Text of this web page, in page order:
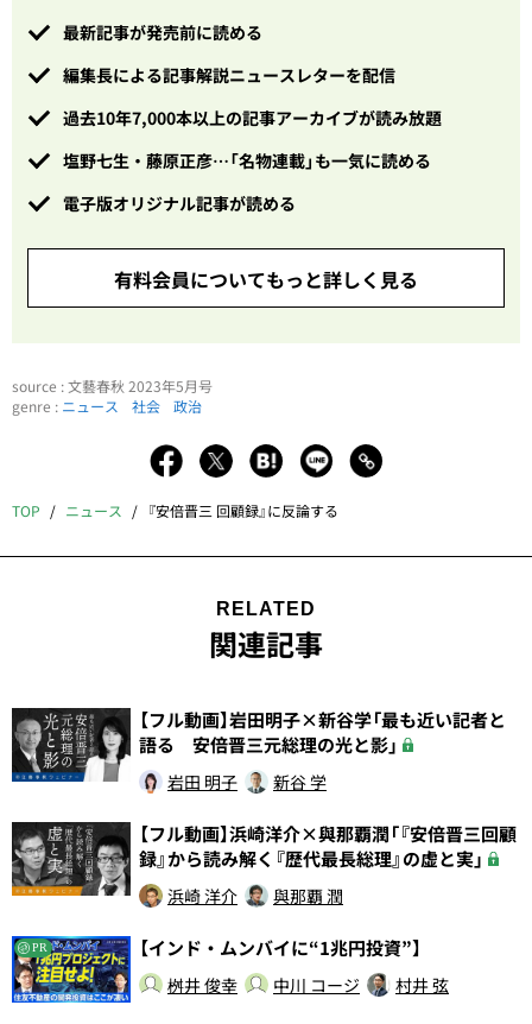
最新記事が発売前に読める
編集長による記事解説ニュースレターを配信
過去10年7,000本以上の記事アーカイブが読み放題
塩野七生・藤原正彦…「名物連載」も一気に読める
電子版オリジナル記事が読める
有料会員についてもっと詳しく見る
source : 文藝春秋 2023年5月号
genre : ニュース 社会 政治
TOP ニュース 『安倍晋三 回顧録』に反論する
RELATED
関連記事
【フル動画】岩田明子×新谷学「最も近い記者と
語る 安倍晋三元総理の光と影」
岩田 明子 新谷 学
【フル動画】浜崎洋介×與那覇潤「『安倍晋三回顧
録』から読み解く『歴代最長総理』の虚と実」
浜崎 洋介 與那覇 潤
PR 【インド・ムンバイに“1兆円投資”】
桝井 俊幸 中川 コージ 村井 弦